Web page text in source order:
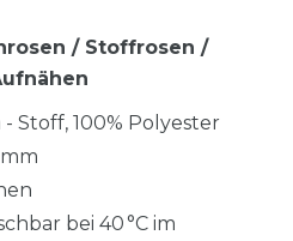
/ Stoffrosen /
- Stoff, 100% Polyester
mm
bei 40 °C im